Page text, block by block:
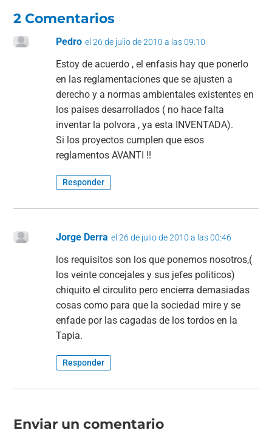
b
o
o
k
A
p
p
2 Comentarios
Pedro el 26 de julio de 2010 a las 09:10
Estoy de acuerdo , el enfasis hay que ponerlo
en las reglamentaciones que se ajusten a
derecho y a normas ambientales existentes en
los paises desarrollados ( no hace falta
inventar la polvora , ya esta INVENTADA).
Si los proyectos cumplen que esos
reglamentos AVANTI !!
Responder
Jorge Derra el 26 de julio de 2010 a las 00:46
los requisitos son los que ponemos nosotros,(
los veinte concejales y sus jefes politicos)
chiquito el circulito pero encierra demasiadas
cosas como para que la sociedad mire y se
enfade por las cagadas de los tordos en la
Tapia.
Responder
Enviar un comentario